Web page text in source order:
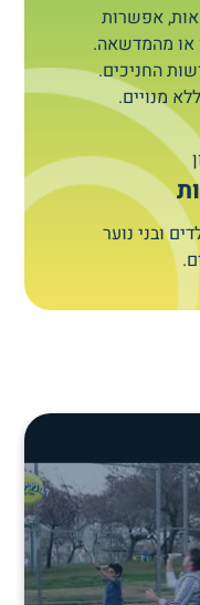
אפשרות
או מהמדשאה.
החניכים.
מנויים.
ובני נוער